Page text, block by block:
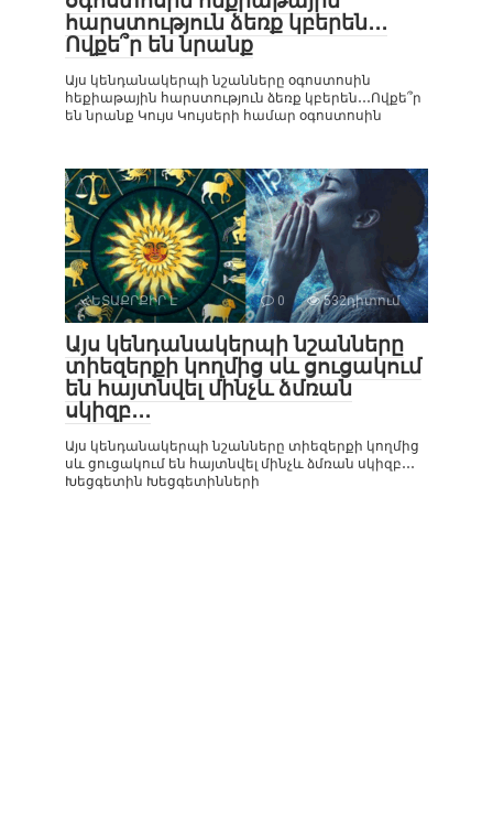
հարստություն ձեռք կբերեն․․․
Ովքե՞ր են նրանք
Այս կենդանակերպի նշանները օգոստոսին
հեքիաթային հարստություն ձեռք կբերեն․․․Ովքե՞ր
են նրանք Կույս Կույսերի համար օգոստոսին
ՀԵՏԱՔՐՔԻՐ Է 0 532դիտում
Այս կենդանակերպի նշանները
տիեզերքի կողմից սև ցուցակում
են հայտնվել մինչև ձմռան
սկիզբ․․․
Այս կենդանակերպի նշանները տիեզերքի կողմից
սև ցուցակում են հայտնվել մինչև ձմռան սկիզբ․․․
Խեցգետին Խեցգետինների